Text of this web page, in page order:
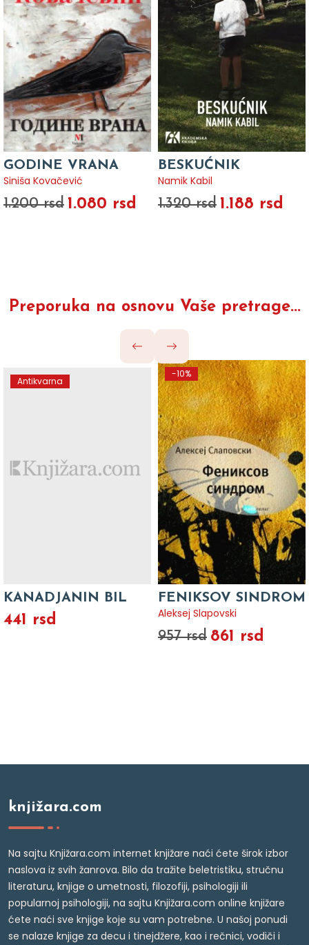
GODINE VRANA
Siniša Kovačević
1.200 rsd 1.080 rsd
BESKUĆNIK
Namik Kabil
1.320 rsd 1.188 rsd
Preporuka na osnovu Vaše pretrage...
Antikvarna
KANADJANIN BIL
441 rsd
-10%
FENIKSOV SINDROM
Aleksej Slapovski
957 rsd 861 rsd
knjižara.com
Na sajtu Knjižara.com internet knjižare naći ćete širok izbor
naslova iz svih žanrova. Bilo da tražite beletristiku, stručnu
literaturu, knjige o umetnosti, filozofiji, psihologiji ili
popularnoj psihologiji, na sajtu Knjižara.com online knjižare
ćete naći sve knjige koje su vam potrebne. U našoj ponudi
se nalaze knjige za decu i tinejdžere, kao i rečnici, vodiči i